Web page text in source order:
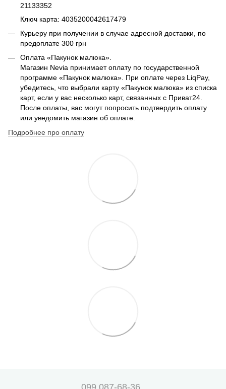
21133352
Ключ карта: 4035200042617479
Курьеру при получении в случае адресной доставки, по
предоплате 300 грн
Оплата «Пакунок малюка».
Магазин Nevia принимает оплату по государственной
программе «Пакунок малюка». При оплате через LiqPay,
убедитесь, что выбрали карту «Пакунок малюка» из списка
карт, если у вас несколько карт, связанных с Приват24.
После оплаты, вас могут попросить подтвердить оплату
или уведомить магазин об оплате.
Подробнее про оплату
099 087-68-36